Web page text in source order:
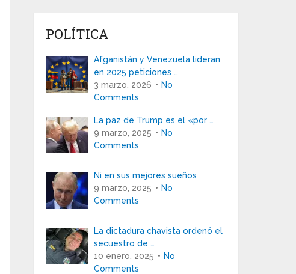
POLÍTICA
Afganistán y Venezuela lideran
en 2025 peticiones …
3 marzo, 2026
No
Comments
La paz de Trump es el «por …
9 marzo, 2025
No
Comments
Ni en sus mejores sueños
9 marzo, 2025
No
Comments
La dictadura chavista ordenó el
secuestro de …
10 enero, 2025
No
Comments